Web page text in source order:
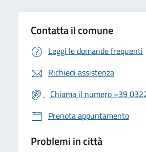
Contatta il comune
Leggi le domande frequenti
Richiedi assistenza
Chiama il numero +39
Prenota appuntamento
Problemi in città